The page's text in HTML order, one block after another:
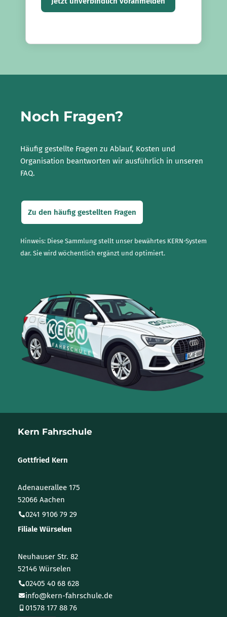
Noch Fragen?
Häufig gestellte Fragen zu Ablauf, Kosten und
Organisation beantworten wir ausführlich in unseren
FAQ.
Zu den häufig gestellten Fragen
Hinweis: Diese Sammlung stellt unser bewährtes KERN-System
dar. Sie wird wöchentlich ergänzt und optimiert.
Kern Fahrschule
Gottfried Kern
Adenauerallee 175
52066 Aachen
0241 9106 79 29
Filiale Würselen
Neuhauser Str. 82
52146 Würselen
02405 40 68 628
info@kern-fahrschule.de
01578 177 88 76